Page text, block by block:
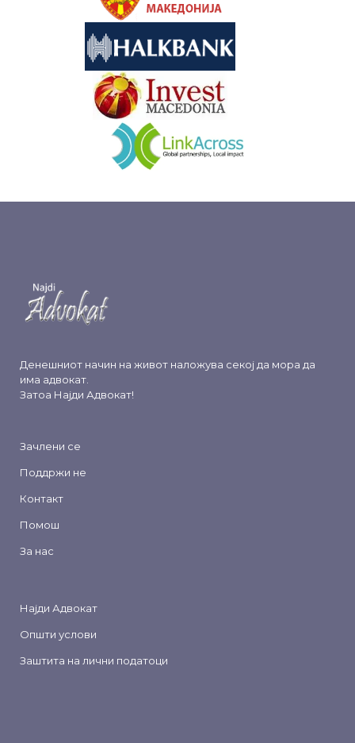
Денешниот начин на живот наложува секој да мора да
има адвокат.
Затоа Најди Адвокат!
Зачлени се
Поддржи не
Контакт
Помош
За нас
Најди Адвокат
Општи услови
Заштита на лични податоци